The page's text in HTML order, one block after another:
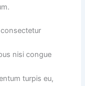
nisi congue
turpis eu,